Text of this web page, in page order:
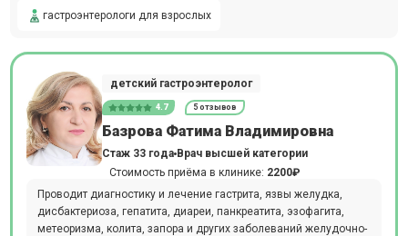
гастроэнтерологи для взрослых
детский гастроэнтеролог
4.7 5 отзывов
Базрова Фатима Владимировна
Стаж 33 года Врач высшей категории
Стоимость приёма в клинике: 2200₽
Проводит диагностику и лечение гастрита, язвы желудка,
дисбактериоза, гепатита, диареи, панкреатита, эзофагита,
метеоризма, колита, запора и других заболеваний желудочно-